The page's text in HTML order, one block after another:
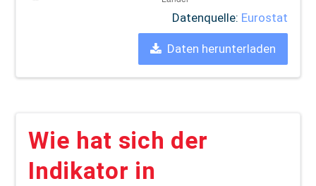
Datenquelle: Eurostat
Daten herunterladen
Wie hat sich der
Indikator in